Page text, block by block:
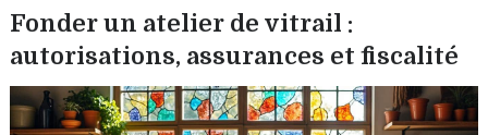
Fonder un atelier de vitrail :
autorisations, assurances et fiscalité